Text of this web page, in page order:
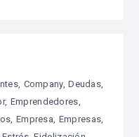
Company Deudas
Emprendedores
Empresa Empresas